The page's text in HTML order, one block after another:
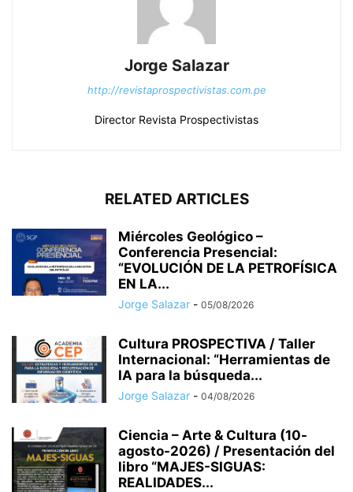
Jorge Salazar
http://revistaprospectivistas.com.pe
Director Revista Prospectivistas
RELATED ARTICLES
Miércoles Geológico –
Conferencia Presencial:
“EVOLUCIÓN DE LA PETROFÍSICA
EN LA...
Jorge Salazar - 05/08/2026
Cultura PROSPECTIVA / Taller
Internacional: “Herramientas de
IA para la búsqueda...
Jorge Salazar - 04/08/2026
Ciencia – Arte & Cultura (10-
agosto-2026) / Presentación del
libro “MAJES-SIGUAS:
REALIDADES...